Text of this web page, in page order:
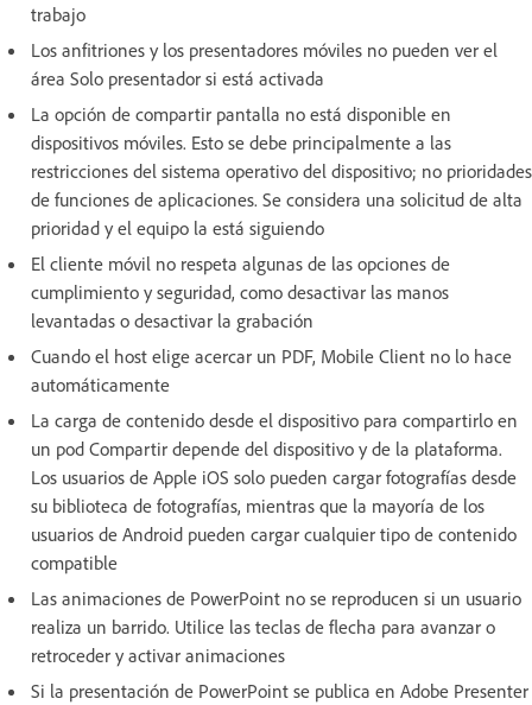
trabajo
Los anfitriones y los presentadores móviles no pueden ver el
área Solo presentador si está activada
La opción de compartir pantalla no está disponible en
dispositivos móviles. Esto se debe principalmente a las
restricciones del sistema operativo del dispositivo; no prioridades
de funciones de aplicaciones. Se considera una solicitud de alta
prioridad y el equipo la está siguiendo
El cliente móvil no respeta algunas de las opciones de
cumplimiento y seguridad, como desactivar las manos
levantadas o desactivar la grabación
Cuando el host elige acercar un PDF, Mobile Client no lo hace
automáticamente
La carga de contenido desde el dispositivo para compartirlo en
un pod Compartir depende del dispositivo y de la plataforma.
Los usuarios de Apple iOS solo pueden cargar fotografías desde
su biblioteca de fotografías, mientras que la mayoría de los
usuarios de Android pueden cargar cualquier tipo de contenido
compatible
Las animaciones de PowerPoint no se reproducen si un usuario
realiza un barrido. Utilice las teclas de flecha para avanzar o
retroceder y activar animaciones
Si la presentación de PowerPoint se publica en Adobe Presenter